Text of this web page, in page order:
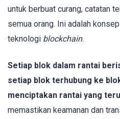
untuk berbuat curang, catatan
semua orang. Ini adalah
teknologi blockchain.
Setiap blok dalam rantai
setiap blok terhubung ke
menciptakan rantai yang
memastikan keamanan dan